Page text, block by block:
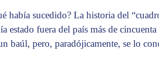
había sucedido? La historia del
estado fuera del país más de
baúl, pero, paradójicamente, se lo